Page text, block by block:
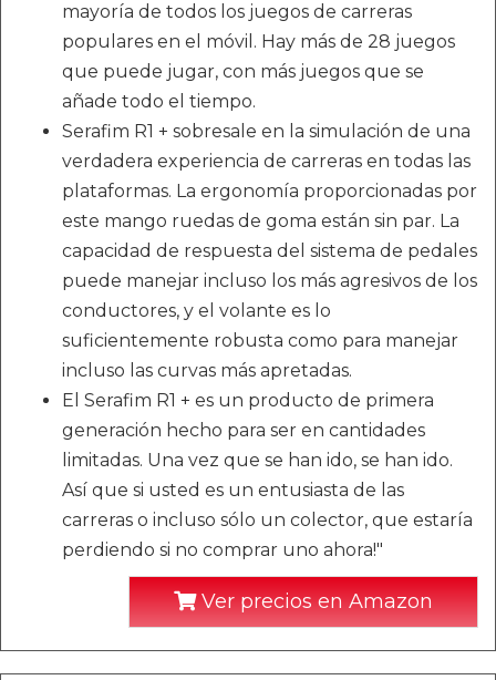
mayoría de todos los juegos de carreras
populares en el móvil. Hay más de 28 juegos
que puede jugar, con más juegos que se
añade todo el tiempo.
Serafim R1 + sobresale en la simulación de una
verdadera experiencia de carreras en todas las
plataformas. La ergonomía proporcionadas por
este mango ruedas de goma están sin par. La
capacidad de respuesta del sistema de pedales
puede manejar incluso los más agresivos de los
conductores, y el volante es lo
suficientemente robusta como para manejar
incluso las curvas más apretadas.
El Serafim R1 + es un producto de primera
generación hecho para ser en cantidades
limitadas. Una vez que se han ido, se han ido.
Así que si usted es un entusiasta de las
carreras o incluso sólo un colector, que estaría
perdiendo si no comprar uno ahora!"
Ver precios en Amazon